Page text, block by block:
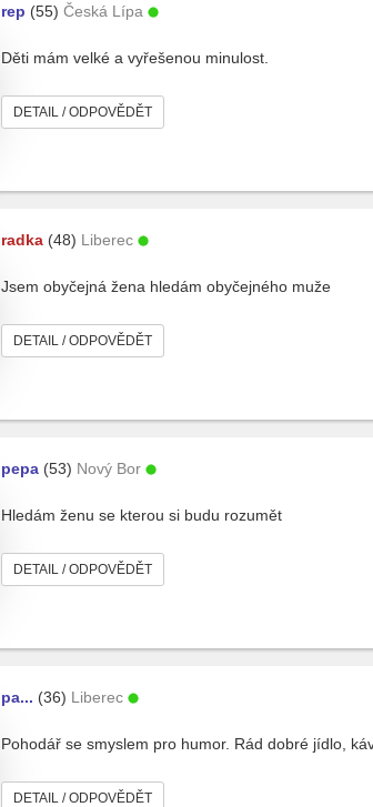
rep (55) Česká Lípa
Děti mám velké a vyřešenou minulost.
DETAIL / ODPOVĚDĚT
radka (48) Liberec
Jsem obyčejná žena hledám obyčejného muže
DETAIL / ODPOVĚDĚT
pepa (53) Nový Bor
Hledám ženu se kterou si budu rozumět
DETAIL / ODPOVĚDĚT
pa... (36) Liberec
Pohodář se smyslem pro humor. Rád dobré jídlo,
DETAIL / ODPOVĚDĚT